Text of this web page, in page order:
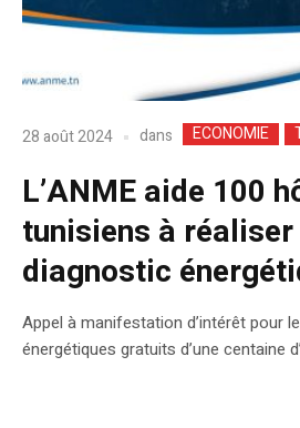
28 août 2024 dans ECONOMIE
L’ANME aide 100
tunisiens à
diagnostic
Appel à manifestation d’intérêt pour
énergétiques gratuits d’une centaine